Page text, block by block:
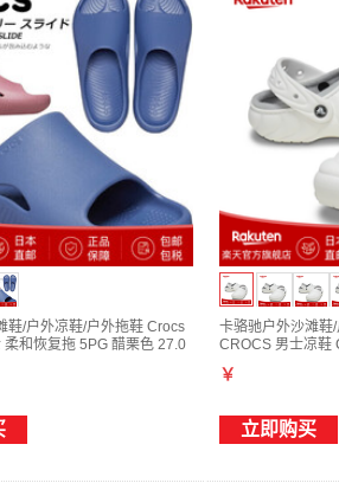
鞋/户外凉鞋/户外拖鞋 Crocs
柔和恢复拖 5PG 醋栗色 27.0
卡骆驰户外沙滩鞋
CROCS 男士凉鞋
￥
立即购买